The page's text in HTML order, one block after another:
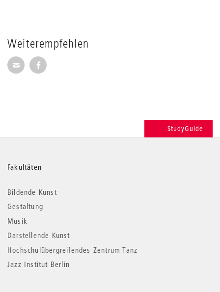
Weiterempfehlen
Seite per E-Mail weiterempfehlen
Seite auf Facebook weiterempfehlen
StudyGuide
Weitere
Informationen
Fakultäten
Bildende Kunst
Gestaltung
Musik
Darstellende Kunst
Hochschulübergreifendes Zentrum Tanz
Jazz Institut Berlin